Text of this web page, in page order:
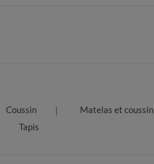
Coussin
Matelas et coussin
Tapis